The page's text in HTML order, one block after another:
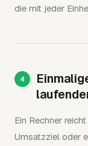
die mit jeder
Ein Rechner
Umsatzziel oder